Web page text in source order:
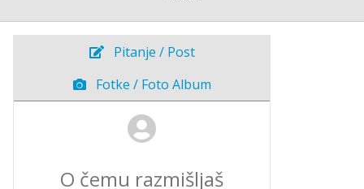
Pitanje / Post
Fotke / Foto Album